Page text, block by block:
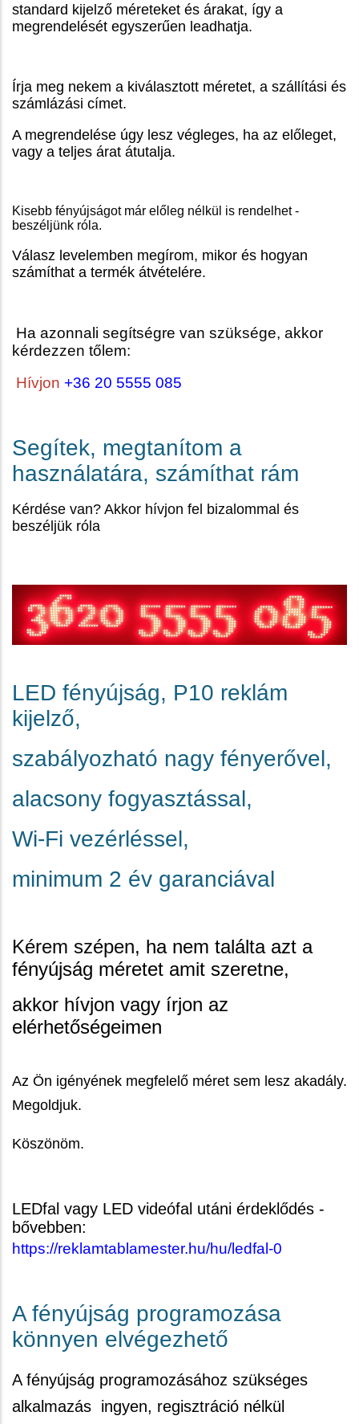
standard kijelző méreteket és árakat, így a
megrendelését egyszerűen leadhatja.
Írja meg nekem a kiválasztott méretet, a szállítási és
számlázási címet.
A megrendelése úgy lesz végleges, ha az előleget,
vagy a teljes árat átutalja.
Kisebb fényújságot már előleg nélkül is rendelhet -
beszéljünk róla.
Válasz levelemben megírom, mikor és hogyan
számíthat a termék átvételére.
Ha azonnali segítségre van szüksége, akkor
kérdezzen tőlem:
Hívjon +36 20 5555 085
Segítek, megtanítom a
használatára, számíthat rám
Kérdése van? Akkor hívjon fel bizalommal és
beszéljük róla
LED fényújság, P10 reklám
kijelző,
szabályozható nagy fényerővel,
alacsony fogyasztással,
Wi-Fi vezérléssel,
minimum 2 év garanciával
Kérem szépen, ha nem találta azt a
fényújság méretet amit szeretne,
akkor hívjon vagy írjon az
elérhetőségeimen
Az Ön igényének megfelelő méret sem lesz akadály.
Megoldjuk.
Köszönöm.
LEDfal vagy LED videófal utáni érdeklődés -
bővebben:
https://reklamtablamester.hu/hu/ledfal-0
A fényújság programozása
könnyen elvégezhető
A fényújság programozásához szükséges
alkalmazás ingyen, regisztráció nélkül